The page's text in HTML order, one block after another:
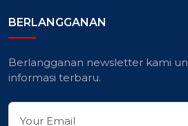
BERLANGGANAN
Berlangganan newsletter kami
informasi terbaru.